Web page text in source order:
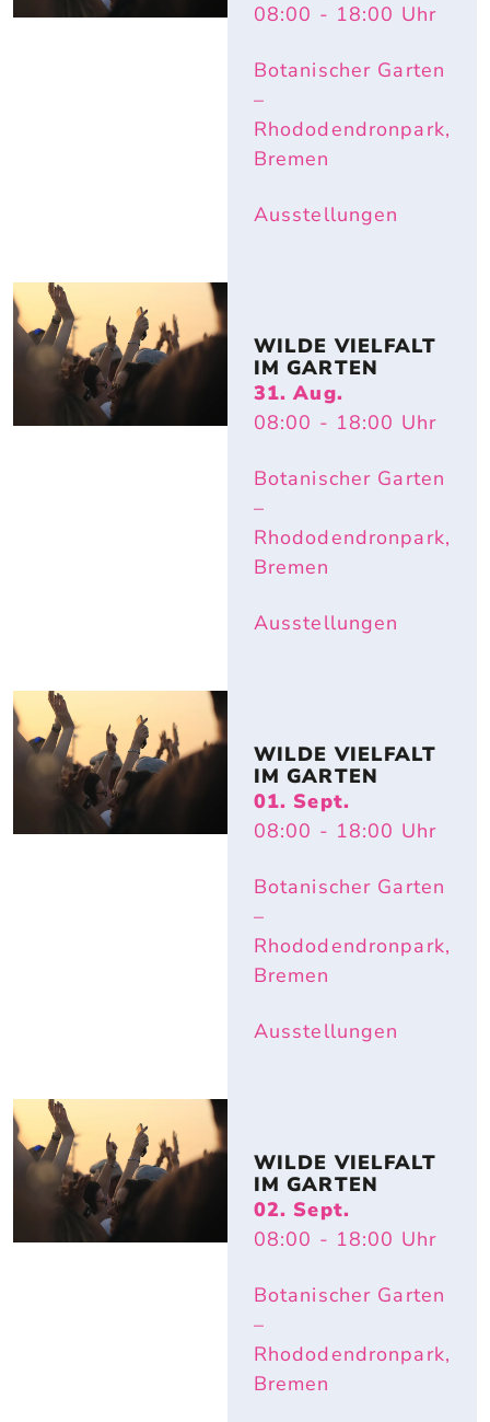
08:00 - 18:00 Uhr
Botanischer Garten
–
Rhododendronpark,
Bremen
Ausstellungen
WILDE VIELFALT
IM GARTEN
31. Aug.
08:00 - 18:00 Uhr
Botanischer Garten
–
Rhododendronpark,
Bremen
Ausstellungen
WILDE VIELFALT
IM GARTEN
01. Sept.
08:00 - 18:00 Uhr
Botanischer Garten
–
Rhododendronpark,
Bremen
Ausstellungen
WILDE VIELFALT
IM GARTEN
02. Sept.
08:00 - 18:00 Uhr
Botanischer Garten
–
Rhododendronpark,
Bremen